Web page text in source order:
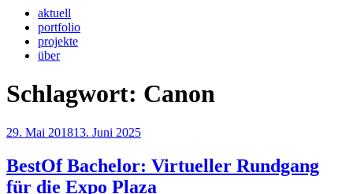
aktuell
portfolio
projekte
über
Schlagwort: Canon
Veröffentlicht
29. Mai 201813. Juni 2025
BestOf Bachelor: Virtueller Rundgang
für die Expo Plaza